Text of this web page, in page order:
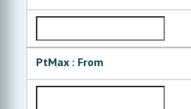
PtMax : From